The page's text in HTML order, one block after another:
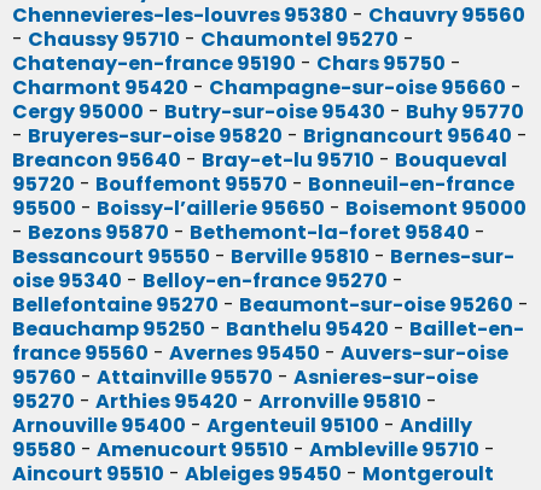
Chennevieres-les-louvres 95380 - Chauvry 95560
- Chaussy 95710 - Chaumontel 95270 -
Chatenay-en-france 95190 - Chars 95750 -
Charmont 95420 - Champagne-sur-oise 95660 -
Cergy 95000 - Butry-sur-oise 95430 - Buhy 95770
- Bruyeres-sur-oise 95820 - Brignancourt 95640 -
Breancon 95640 - Bray-et-lu 95710 - Bouqueval
95720 - Bouffemont 95570 - Bonneuil-en-france
95500 - Boissy-l’aillerie 95650 - Boisemont 95000
- Bezons 95870 - Bethemont-la-foret 95840 -
Bessancourt 95550 - Berville 95810 - Bernes-sur-
oise 95340 - Belloy-en-france 95270 -
Bellefontaine 95270 - Beaumont-sur-oise 95260 -
Beauchamp 95250 - Banthelu 95420 - Baillet-en-
france 95560 - Avernes 95450 - Auvers-sur-oise
95760 - Attainville 95570 - Asnieres-sur-oise
95270 - Arthies 95420 - Arronville 95810 -
Arnouville 95400 - Argenteuil 95100 - Andilly
95580 - Amenucourt 95510 - Ambleville 95710 -
Aincourt 95510 - Ableiges 95450 - Montgeroult